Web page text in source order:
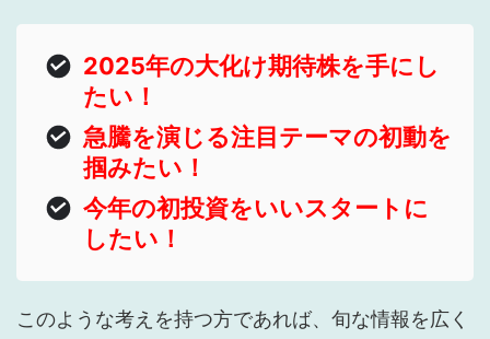
2025年の大化け期待株を手にし
たい！
急騰を演じる注目テーマの初動を
掴みたい！
今年の初投資をいいスタートに
したい！
このような考えを持つ方であれば、旬な情報を広く